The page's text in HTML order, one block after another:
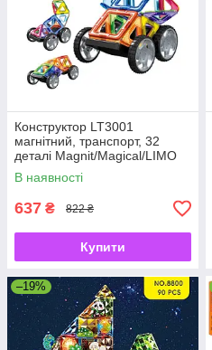
Конструктор LT3001
магнітний, транспорт, 32
деталі Magnit/Magical/LIMO
TOY
В наявності
637 ₴ 822 ₴
Купити
–19%